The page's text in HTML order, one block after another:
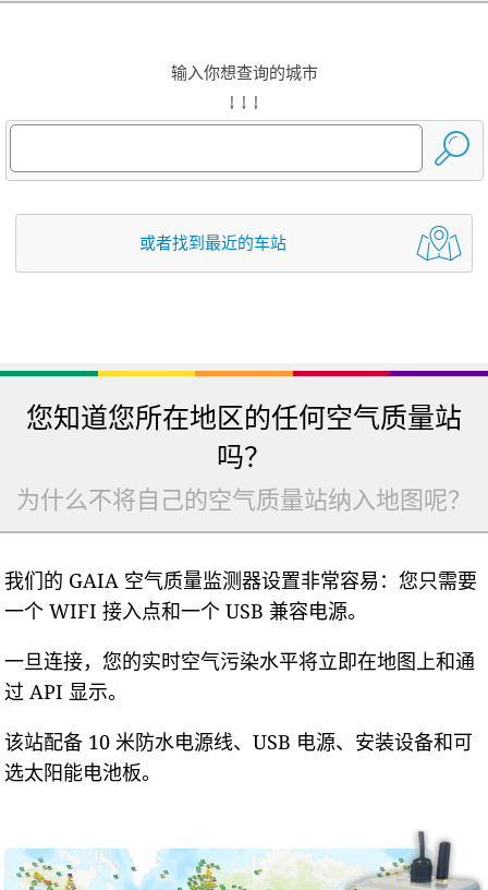
输入你想查询的城市
↓ ↓ ↓
或者找到最近的车站
您知道您所在地区的任何空气质量站
吗？
为什么不将自己的空气质量站纳入地图呢？
我们的 GAIA 空气质量监测器设置非常容易：您只需要
一个 WIFI 接入点和一个 USB 兼容电源。
一旦连接，您的实时空气污染水平将立即在地图上和通
过 API 显示。
该站配备 10 米防水电源线、USB 电源、安装设备和可
选太阳能电池板。